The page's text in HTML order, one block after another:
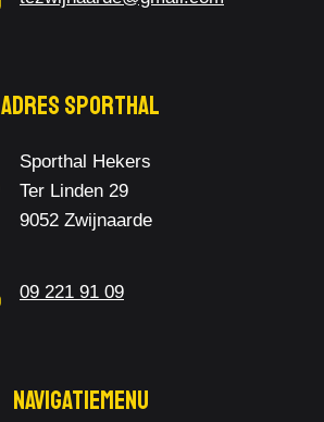
Adres Sporthal
Sporthal Hekers
Ter Linden 29
9052 Zwijnaarde
09 221 91 09
Navigatiemenu